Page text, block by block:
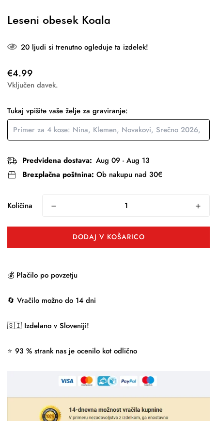
Leseni obesek Koala
20ljudi si trenutno ogleduje ta izdelek!
Redna
cena
€4.99
Vključen davek.
Tukaj vpišite vaše želje za graviranje:
Predvidena dostava: Aug 09 - Aug 13
Brezplačna poštnina: Ob nakupu nad 30€
Količina
DODAJ V KOŠARICO
💰 Plačilo po povzetju
🔄 Vračilo možno do 14 dni
🇸🇮 Izdelano v Sloveniji!
⭐ 93 % strank nas je ocenilo kot odlično